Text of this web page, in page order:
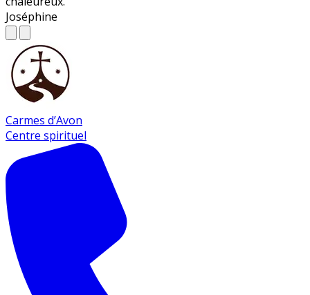
Joséphine
Carmes d’Avon
Centre spirituel